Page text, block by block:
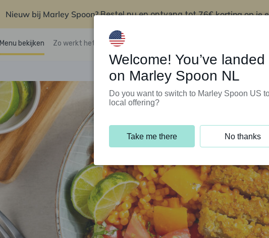
Nieuw bij Marley Spoon?Bestel nu en ontvang tot76€ korting op je
Menu bekijken Zo werkt het Klantenservice
Welcome! You’ve landed
on Marley Spoon NL
Do you want to switch to Marley Spoon US
local offering?
Take me there No thanks